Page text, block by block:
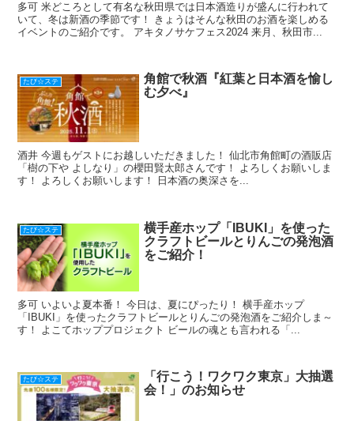
多可 米どころとして有名な秋田県では日本酒造りが盛んに行われて
いて、冬は新酒の季節です！ きょうはそんな秋田のお酒を楽しめる
イベントのご紹介です。 アキタノサケフェス2024 来月、秋田市...
たび☆ステ
角館で秋酒『紅葉と日本酒を愉し
む夕べ』
酒井 今週もゲストにお越しいただきました！ 仙北市角館町の酒販店
「樹の下や よしなり」の櫻田賢太郎さんです！ よろしくお願いしま
す！ よろしくお願いします！ 日本酒の奥深さを...
たび☆ステ
横手産ホップ「IBUKI」を使った
クラフトビールとりんごの発泡酒
をご紹介！
多可 いよいよ夏本番！ 今日は、夏にぴったり！ 横手産ホップ
「IBUKI」を使ったクラフトビールとりんごの発泡酒をご紹介しま～
す！ よこてホッププロジェクト ビールの魂とも言われる「...
たび☆ステ
「行こう！ワクワク東京」大抽選
会！」のお知らせ